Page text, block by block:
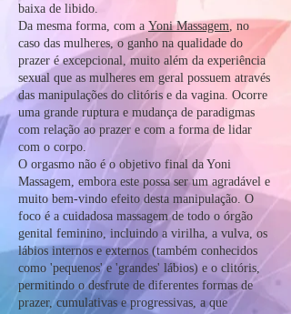
baixa de libido.
Da mesma forma, com a Yoni Massagem , no
caso das mulheres, o ganho na qualidade do
prazer é excepcional, muito além da experiência
sexual que as mulheres em geral possuem através
das manipulações do clitóris e da vagina. Ocorre
uma grande ruptura e mudança de paradigmas
com relação ao prazer e com a forma de lidar
com o corpo.
O orgasmo não é o objetivo final da Yoni
Massagem, embora este possa ser um agradável e
muito bem-vindo efeito desta manipulação. O
foco é a cuidadosa massagem de todo o órgão
genital feminino, incluindo a virilha, a vulva, os
lábios internos e externos (também conhecidos
como 'pequenos' e 'grandes' lábios) e o clitóris,
permitindo o desfrute de diferentes formas de
prazer, cumulativas e progressivas, a que